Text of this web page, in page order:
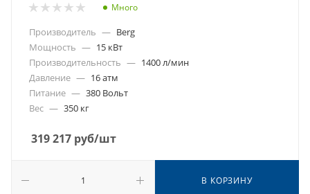
Много
Производитель — Berg
Мощность — 15 кВт
Производительность — 1400 л/мин
Давление — 16 атм
Питание — 380 Вольт
Вес — 350 кг
319 217 руб/шт
В КОРЗИНУ